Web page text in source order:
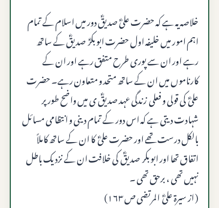
خلاصہ یہ ہے کہ حضرت علیؓ صدیقؓ دور میں اسلام کے تمام
اہم امور میں خلیفہ اول حضرت ابو بکرؓ صدیقؓ کے ساتھ
رہے اور ان سے پوری طرح متفق رہے اور ان کے
کارناموں میں ان کے ساتھ متحد و متعاون رہے۔ حضرت
علیؓ کی قولی و فعلی زندگی عہد صدیقؓ ی میں واضح طور پر
شہادت دیتی ہے کہ اس دور کے تمام دینی و انتظامی مسائل
بالکل درست تھے اور حضرت علیؓ کا ان کے ساتھ کاملاً
اتفاق تھا اور ابو بکر صدیقؓ کی خلافت ان کے نزدیک باطل
نہیں تھی ، برحق تھی ۔
( از سیرۃ علیؓ المرتضی ص ۱۶۳)